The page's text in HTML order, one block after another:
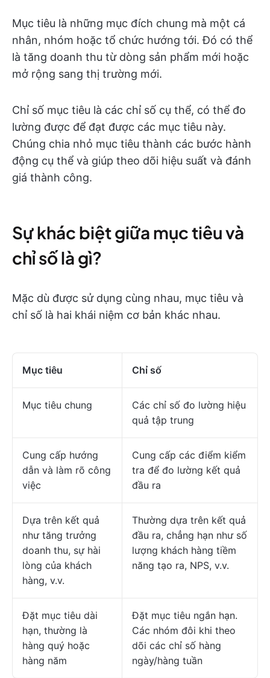
Mục tiêu là những mục đích chung mà một cá
nhân, nhóm hoặc tổ chức hướng tới. Đó có thể
là tăng doanh thu từ dòng sản phẩm mới hoặc
mở rộng sang thị trường mới.
Chỉ số mục tiêu là các chỉ số cụ thể, có thể đo
lường được để đạt được các mục tiêu này.
Chúng chia nhỏ mục tiêu thành các bước hành
động cụ thể và giúp theo dõi hiệu suất và đánh
giá thành công.
Sự khác biệt giữa mục tiêu và
chỉ số là gì?
Mặc dù được sử dụng cùng nhau, mục tiêu và
chỉ số là hai khái niệm cơ bản khác nhau.
Mục tiêu Chỉ số
Mục tiêu chung
Các chỉ số đo lường hiệu
quả tập trung
Cung cấp hướng
dẫn và làm rõ công
việc
Cung cấp các điểm kiểm
tra để đo lường kết quả
đầu ra
Dựa trên kết quả
như tăng trưởng
doanh thu, sự hài
lòng của khách
hàng, v.v.
Thường dựa trên kết quả
đầu ra, chẳng hạn như số
lượng khách hàng tiềm
năng tạo ra, NPS, v.v.
Đặt mục tiêu dài
hạn, thường là
hàng quý hoặc
hàng năm
Đặt mục tiêu ngắn hạn.
Các nhóm đôi khi theo
dõi các chỉ số hàng
ngày/hàng tuần